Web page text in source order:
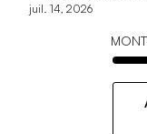
juil. 14, 2026